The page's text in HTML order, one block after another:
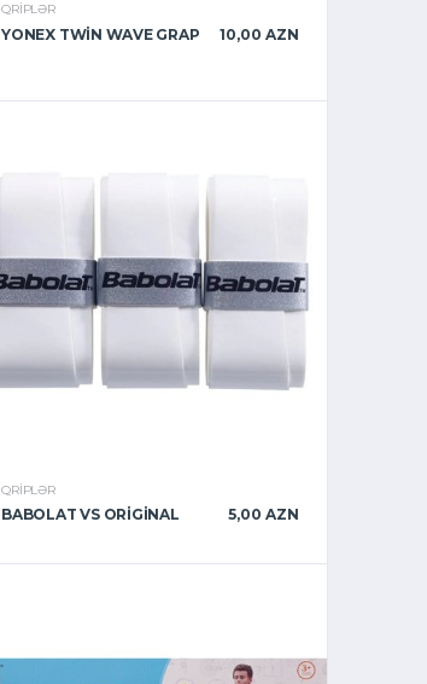
QRIPLƏR
YONEX TWIN WAVE GRAP 10,00 AZN
QRIPLƏR
BABOLAT VS ORIGINAL 5,00 AZN